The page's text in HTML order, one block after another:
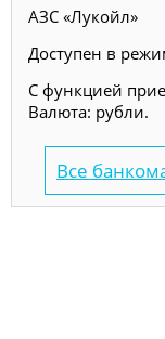
АЗС «Лукойл»
Доступен в
С функцией
Валюта: рубли.
Все